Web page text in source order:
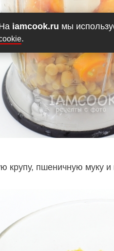
iamcook.ru мы
.
крупу, пшеничную муку